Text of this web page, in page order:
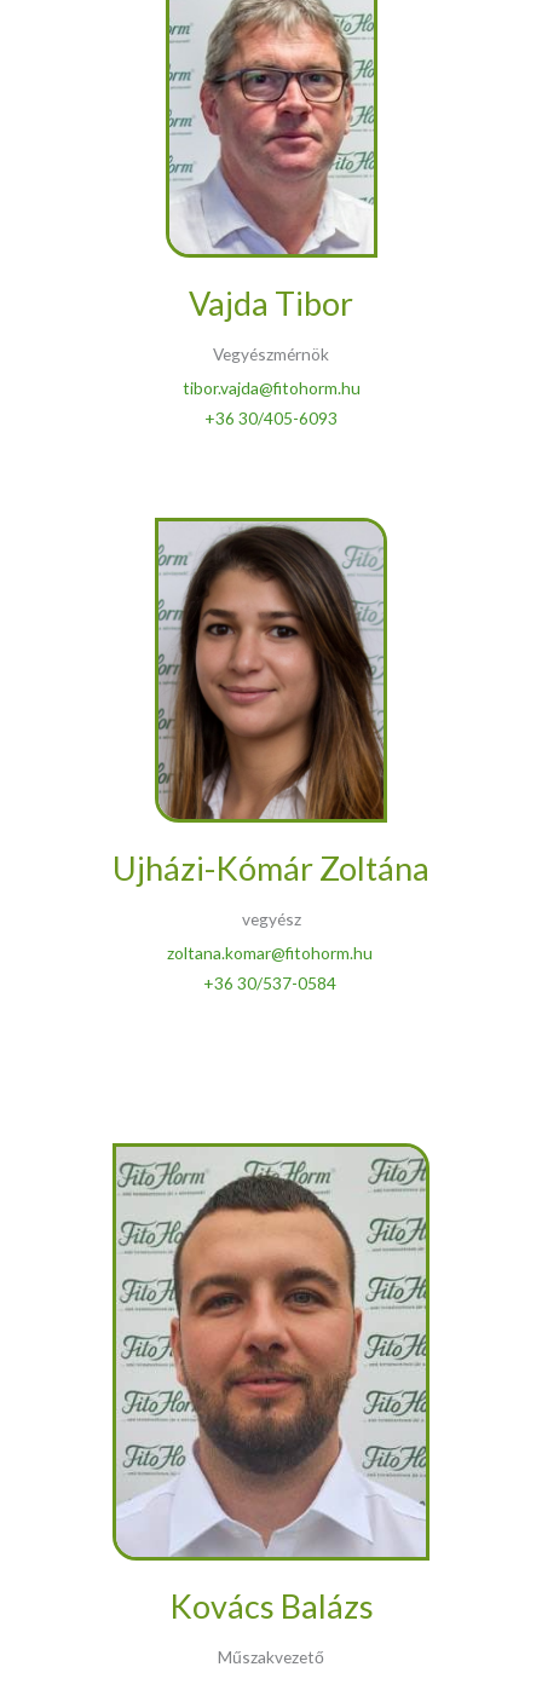
Vajda Tibor
Vegyészmérnök
tibor.vajda@fitohorm.hu
+36 30/405-6093
Ujházi-Kómár Zoltána
vegyész
zoltana.komar@fitohorm.hu
+36 30/537-0584
Kovács Balázs
Műszakvezető